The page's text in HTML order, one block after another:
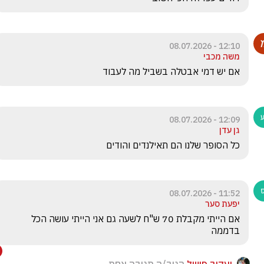
12:10 - 08.07.2026
משה מכבי
אם יש דמי אבטלה בשביל מה לעבוד
12:09 - 08.07.2026
גן עדן
כל הסופר שלנו הם תאילנדים והודים
11:52 - 08.07.2026
יפעת סער
בדממה